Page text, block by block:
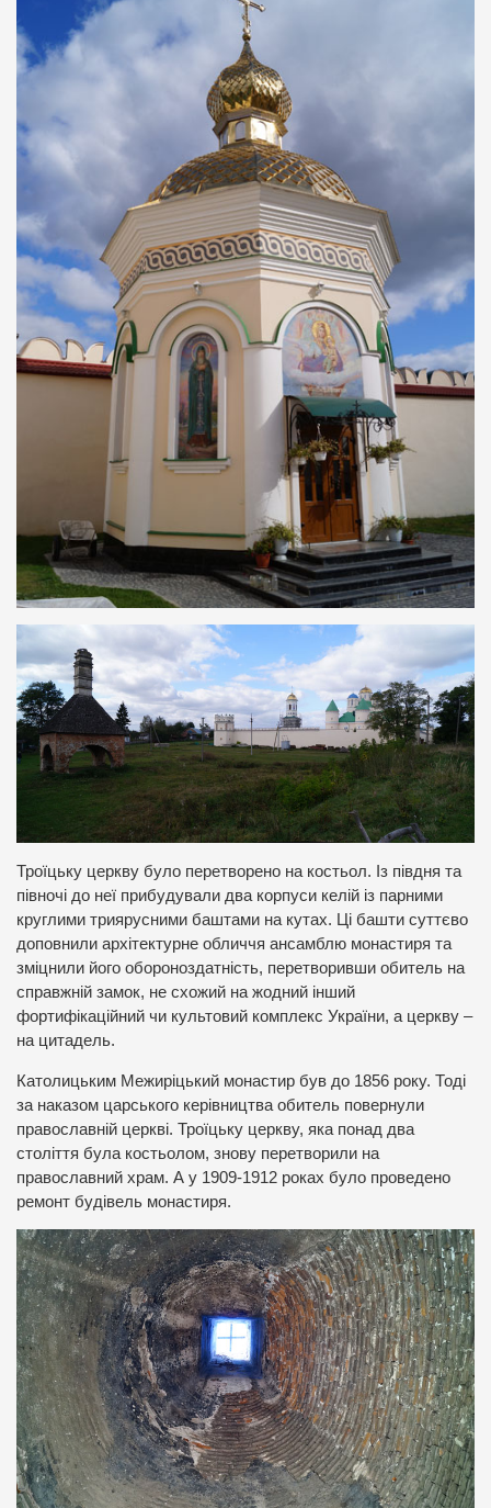
Троїцьку церкву було перетворено на костьол. Із півдня та
півночі до неї прибудували два корпуси келій із парними
круглими триярусними баштами на кутах. Ці башти суттєво
доповнили архітектурне обличчя ансамблю монастиря та
зміцнили його обороноздатність, перетворивши обитель на
справжній замок, не схожий на жодний інший
фортифікаційний чи культовий комплекс України, а церкву –
на цитадель.
Католицьким Межиріцький монастир був до 1856 року. Тоді
за наказом царського керівництва обитель повернули
православній церкві. Троїцьку церкву, яка понад два
століття була костьолом, знову перетворили на
православний храм. А у 1909-1912 роках було проведено
ремонт будівель монастиря.